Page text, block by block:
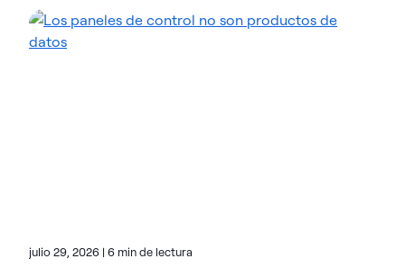
optimizar entornos de datos complejos y acelerar
la entrega de datos preparados para la IA.
julio 29, 2026 | 6 min de lectura